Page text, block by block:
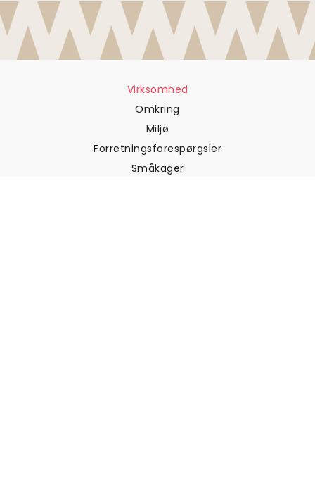
Virksomhed
Omkring
Miljø
Forretningsforespørgsler
Småkager